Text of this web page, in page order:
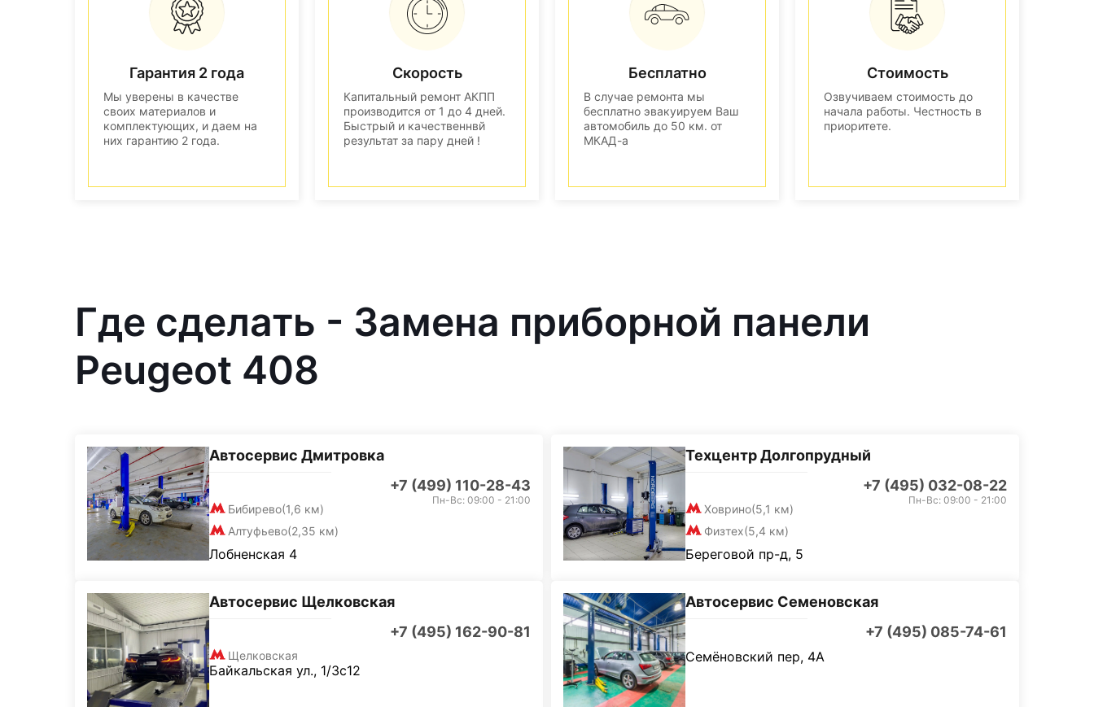
Гарантия 2 года
Мы уверены в качестве
своих материалов и
комплектующих, и даем на
них гарантию 2 года.
Скорость
Капитальный ремонт АКПП
производится от 1 до 4 дней.
Быстрый и качественнвй
результат за пару дней !
Бесплатно
В случае ремонта мы
бесплатно эвакуируем Ваш
автомобиль до 50 км. от
МКАД-а
Стоимость
Озвучиваем стоимость до
начала работы. Честность в
приоритете.
Где сделать - Замена приборной панели
Peugeot 408
Автосервис Дмитровка
+7 (499) 110-28-43
Бибирево(1,6 км)
Алтуфьево(2,35 км)
Пн-Вс: 09:00 - 21:00
Лобненская 4
Техцентр Долгопрудный
+7 (495) 032-08-22
Ховрино(5,1 км)
Физтех(5,4 км)
Пн-Вс: 09:00 - 21:00
Береговой пр-д, 5
Автосервис Щелковская
+7 (495) 162-90-81
Щелковская
Байкальская ул., 1/3с12
Автосервис Семеновская
+7 (495) 085-74-61
Семёновский пер, 4А